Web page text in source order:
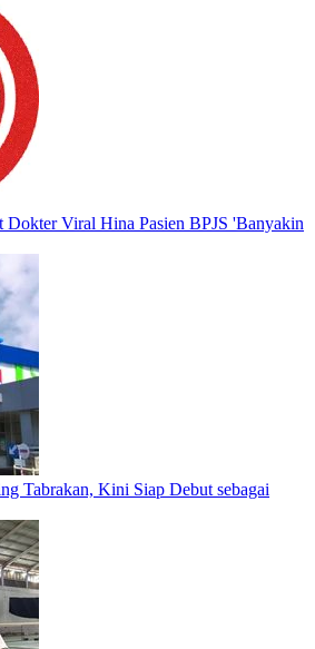
Dokter Viral Hina Pasien BPJS 'Banyakin
Tabrakan, Kini Siap Debut sebagai